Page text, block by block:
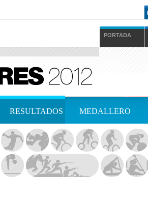
PORTADA
RESULTADOS MEDALLERO